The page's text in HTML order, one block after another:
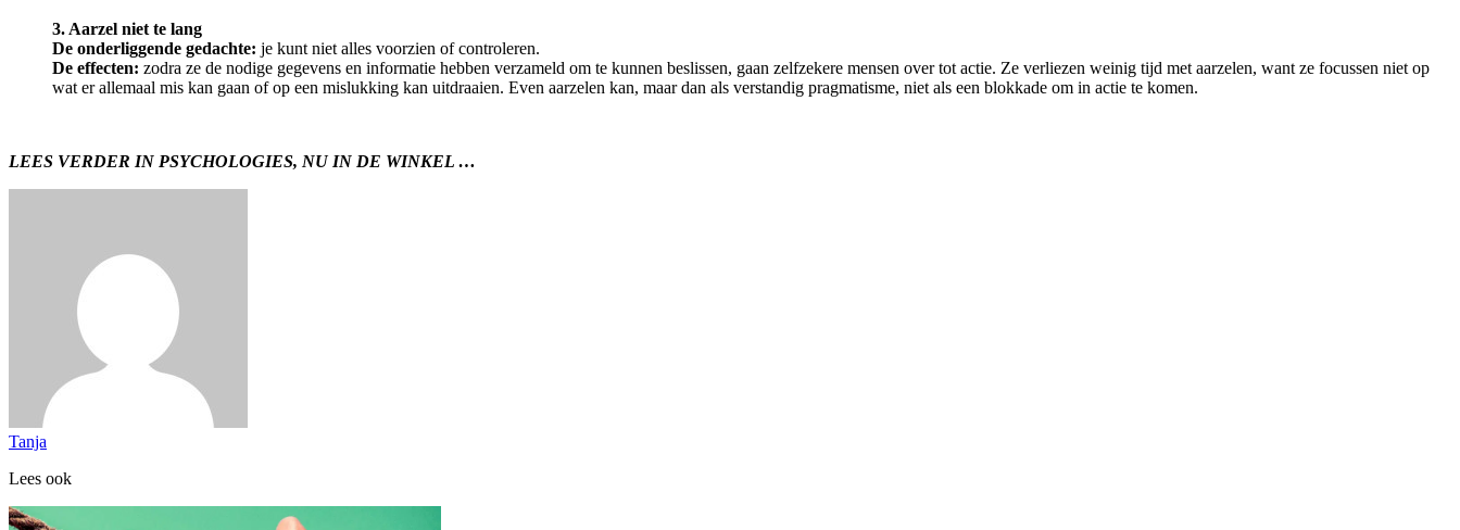
3. Aarzel niet te lang
De onderliggende gedachte: je kunt niet alles voorzien of controleren.
De effecten: zodra ze de nodige gegevens en informatie hebben verzameld om te kunnen beslissen, gaan zelfzekere mensen over tot actie. Ze verliezen weinig tijd met aarzelen, want ze focussen niet op
wat er allemaal mis kan gaan of op een mislukking kan uitdraaien. Even aarzelen kan, maar dan als verstandig pragmatisme, niet als een blokkade om in actie te komen.
LEES VERDER IN PSYCHOLOGIES, NU IN DE WINKEL …
Tanja
Lees ook